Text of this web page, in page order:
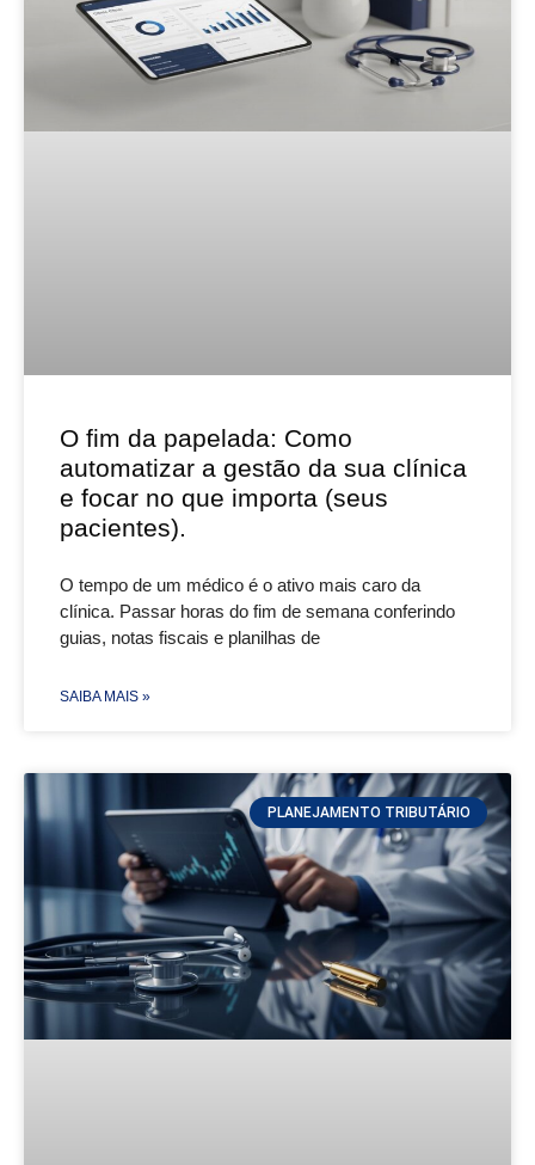
O fim da papelada: Como
automatizar a gestão da sua clínica
e focar no que importa (seus
pacientes).
O tempo de um médico é o ativo mais caro da
clínica. Passar horas do fim de semana conferindo
guias, notas fiscais e planilhas de
SAIBA MAIS »
PLANEJAMENTO TRIBUTÁRIO